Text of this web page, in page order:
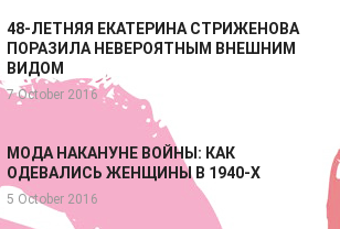
48-ЛЕТНЯЯ ЕКАТЕРИНА СТРИЖЕНОВА
ПОРАЗИЛА НЕВЕРОЯТНЫМ ВНЕШНИМ
ВИДОМ
7 October 2016
МОДА НАКАНУНЕ ВОЙНЫ: КАК
ОДЕВАЛИСЬ ЖЕНЩИНЫ В 1940-Х
5 October 2016